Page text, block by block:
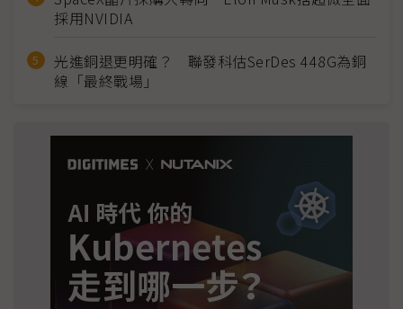
採用NVIDIA
光進銅退更明確？ 聯發科估SerDes 448G為銅
線「最終戰場」